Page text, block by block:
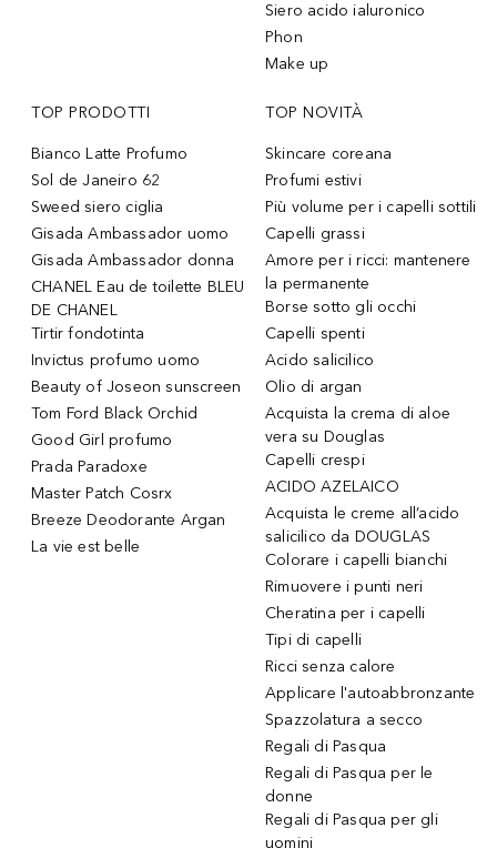
Siero acido ialuronico
Phon
Make up
TOP PRODOTTI
Bianco Latte Profumo
Sol de Janeiro 62
Sweed siero ciglia
Gisada Ambassador uomo
Gisada Ambassador donna
CHANEL Eau de toilette BLEU
DE CHANEL
Tirtir fondotinta
Invictus profumo uomo
Beauty of Joseon sunscreen
Tom Ford Black Orchid
Good Girl profumo
Prada Paradoxe
Master Patch Cosrx
Breeze Deodorante Argan
La vie est belle
TOP NOVITÀ
Skincare coreana
Profumi estivi
Più volume per i capelli sottili
Capelli grassi
Amore per i ricci: mantenere
la permanente
Borse sotto gli occhi
Capelli spenti
Acido salicilico
Olio di argan
Acquista la crema di aloe
vera su Douglas
Capelli crespi
ACIDO AZELAICO
Acquista le creme all’acido
salicilico da DOUGLAS
Colorare i capelli bianchi
Rimuovere i punti neri
Cheratina per i capelli
Tipi di capelli
Ricci senza calore
Applicare l'autoabbronzante
Spazzolatura a secco
Regali di Pasqua
Regali di Pasqua per le
donne
Regali di Pasqua per gli
uomini